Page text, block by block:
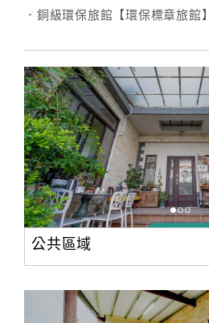
．銅級環保旅館【環保標章旅館】
公共區域